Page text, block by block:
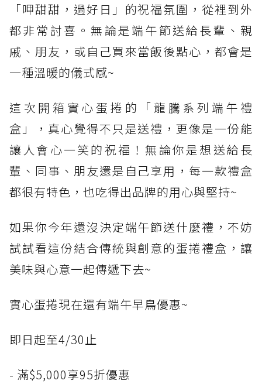
「呷甜甜，過好日」的祝福氛圍，從裡到外
都非常討喜。無論是端午節送給長輩、親
戚、朋友，或自己買來當飯後點心，都會是
一種溫暖的儀式感~
這次開箱實心蛋捲的「龍騰系列端午禮
盒」，真心覺得不只是送禮，更像是一份能
讓人會心一笑的祝福！無論你是想送給長
輩、同事、朋友還是自己享用，每一款禮盒
都很有特色，也吃得出品牌的用心與堅持~
如果你今年還沒決定端午節送什麼禮，不妨
試試看這份結合傳統與創意的蛋捲禮盒，讓
美味與心意一起傳遞下去~
實心蛋捲現在還有端午早鳥優惠~
即日起至4/30止
- 滿$5,000享95折優惠